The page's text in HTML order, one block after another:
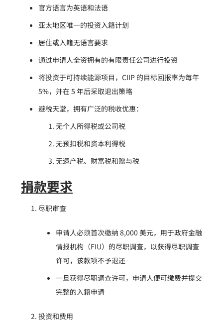
官方语言为英语和法语
亚太地区唯一的投资入籍计划
居住或入籍无语言要求
通过申请人全资拥有的有限责任公司进行投资
将投资于可持续能源项目，CIIP 的目标回报率为每年
5%，并在 5 年后采取退出策略
避税天堂，拥有广泛的税收优惠：
无个人所得税或公司税
无预扣税和资本利得税
无遗产税、财富税和赠与税
捐款要求
尽职审查
申请人必须首次缴纳 8,000 美元，用于政府金融
情报机构（FIU）的尽职调查，以获得尽职调查
许可，该款项不予退还
一旦获得尽职调查许可，申请人便可缴费并提交
完整的入籍申请
投资和费用